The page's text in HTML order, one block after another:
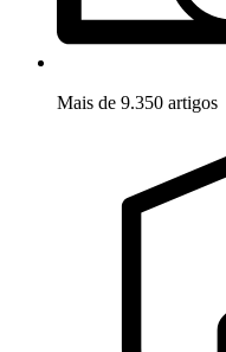
Mais de 9.350 artigos